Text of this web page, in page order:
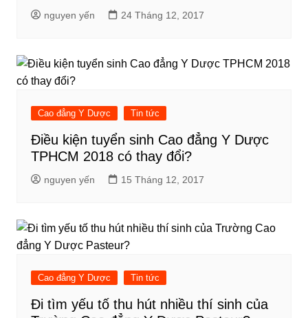
nguyen yến 24 Tháng 12, 2017
Cao đẳng Y Dược Tin tức
Điều kiện tuyển sinh Cao đẳng Y Dược
TPHCM 2018 có thay đổi?
nguyen yến 15 Tháng 12, 2017
Cao đẳng Y Dược Tin tức
Đi tìm yếu tố thu hút nhiều thí sinh của